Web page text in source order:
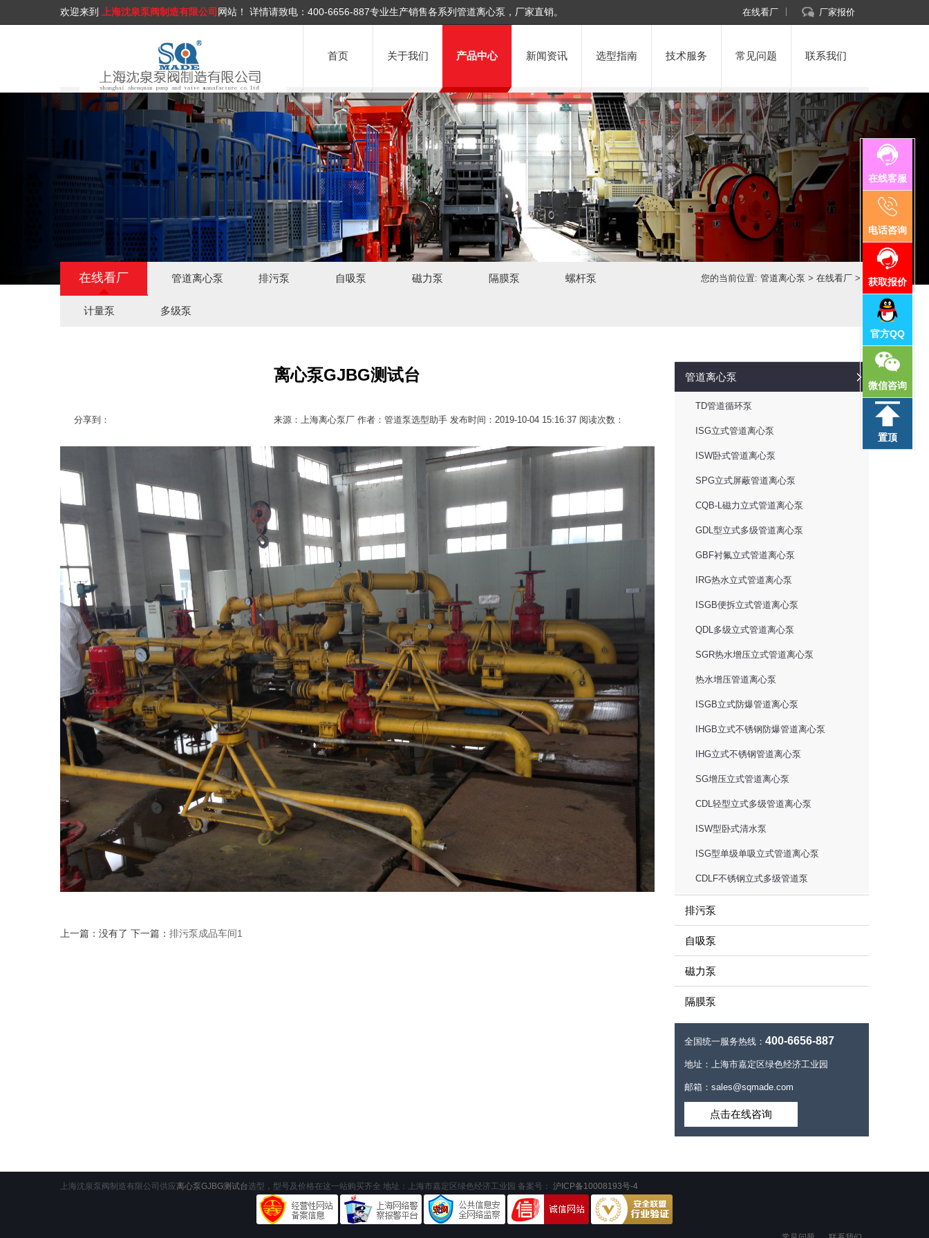
欢迎来到 上海沈泉泵阀制造有限公司 网站！ 详情请致电： 400-6656-887专业生产销售各系列管道离心泵，厂家直销。 在线看厂 厂家报价
首页 关于我们 产品中心 新闻资讯 选型指南 技术服务 常见问题 联系我们
在线客服
电话咨询
获取报价
官方QQ
微信咨询
置顶
在线看厂 管道离心泵 排污泵 自吸泵 磁力泵 隔膜泵 螺杆泵
计量泵 多级泵
您的当前位置:管道离心泵 >在线看厂 >
离心泵GJBG测试台
分享到： 来源：上海离心泵厂 作者：管道泵选型助手 发布时间：2019-10-04 15:16:37 阅读次数：
上一篇：没有了 下一篇： 排污泵成品车间1
管道离心泵
TD管道循环泵
ISG立式管道离心泵
ISW卧式管道离心泵
SPG立式屏蔽管道离心泵
CQB-L磁力立式管道离心泵
GDL型立式多级管道离心泵
GBF衬氟立式管道离心泵
IRG热水立式管道离心泵
ISGB便拆立式管道离心泵
QDL多级立式管道离心泵
SGR热水增压立式管道离心泵
热水增压管道离心泵
ISGB立式防爆管道离心泵
IHGB立式不锈钢防爆管道离心泵
IHG立式不锈钢管道离心泵
SG增压立式管道离心泵
CDL轻型立式多级管道离心泵
ISW型卧式清水泵
ISG型单级单吸立式管道离心泵
CDLF不锈钢立式多级管道泵
排污泵
自吸泵
磁力泵
隔膜泵
全国统一服务热线：400-6656-887
地址：上海市嘉定区绿色经济工业园
邮箱：sales@sqmade.com
点击在线咨询
上海沈泉泵阀制造有限公司供应离心泵GJBG测试台选型，型号及价格在这一站购买齐全 地址：上海市嘉定区绿色经济工业园 备案号： 沪ICP备10008193号-4